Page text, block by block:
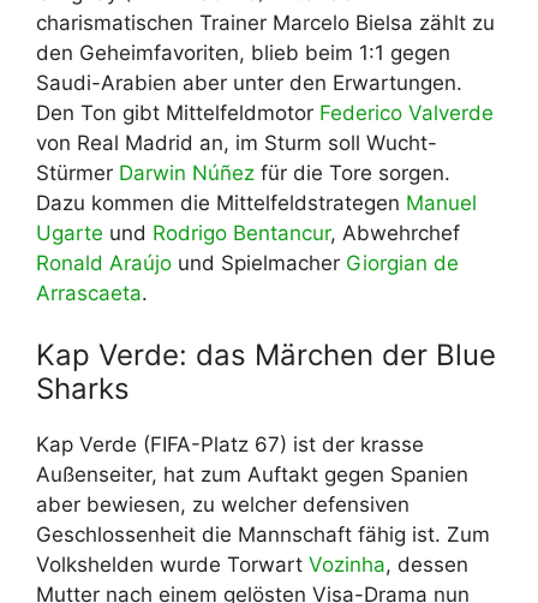
charismatischen Trainer Marcelo Bielsa zählt zu
den Geheimfavoriten, blieb beim 1:1 gegen
Saudi-Arabien aber unter den Erwartungen.
Den Ton gibt Mittelfeldmotor Federico Valverde
von Real Madrid an, im Sturm soll Wucht-
Stürmer Darwin Núñez für die Tore sorgen.
Dazu kommen die Mittelfeldstrategen Manuel
Ugarte und Rodrigo Bentancur, Abwehrchef
Ronald Araújo und Spielmacher Giorgian de
Arrascaeta.
Kap Verde: das Märchen der Blue
Sharks
Kap Verde (FIFA-Platz 67) ist der krasse
Außenseiter, hat zum Auftakt gegen Spanien
aber bewiesen, zu welcher defensiven
Geschlossenheit die Mannschaft fähig ist. Zum
Volkshelden wurde Torwart Vozinha, dessen
Mutter nach einem gelösten Visa-Drama nun